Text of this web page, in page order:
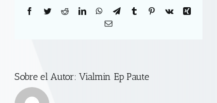
Facebook
TwitterRedditLinkedInWhatsApp
TelegramTumblr Pinterest
Vk
Xing
Correo
Sobre el Autor:Vialmin Ep Paute